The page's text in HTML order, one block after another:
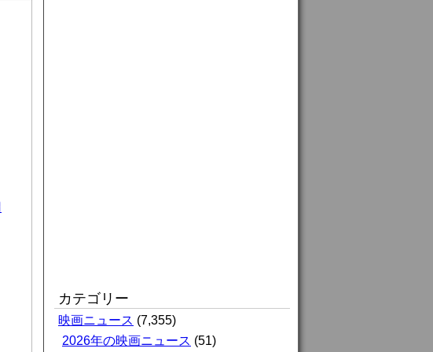
カテゴリー
映画ニュース (7,355)
2026年の映画ニュース (51)